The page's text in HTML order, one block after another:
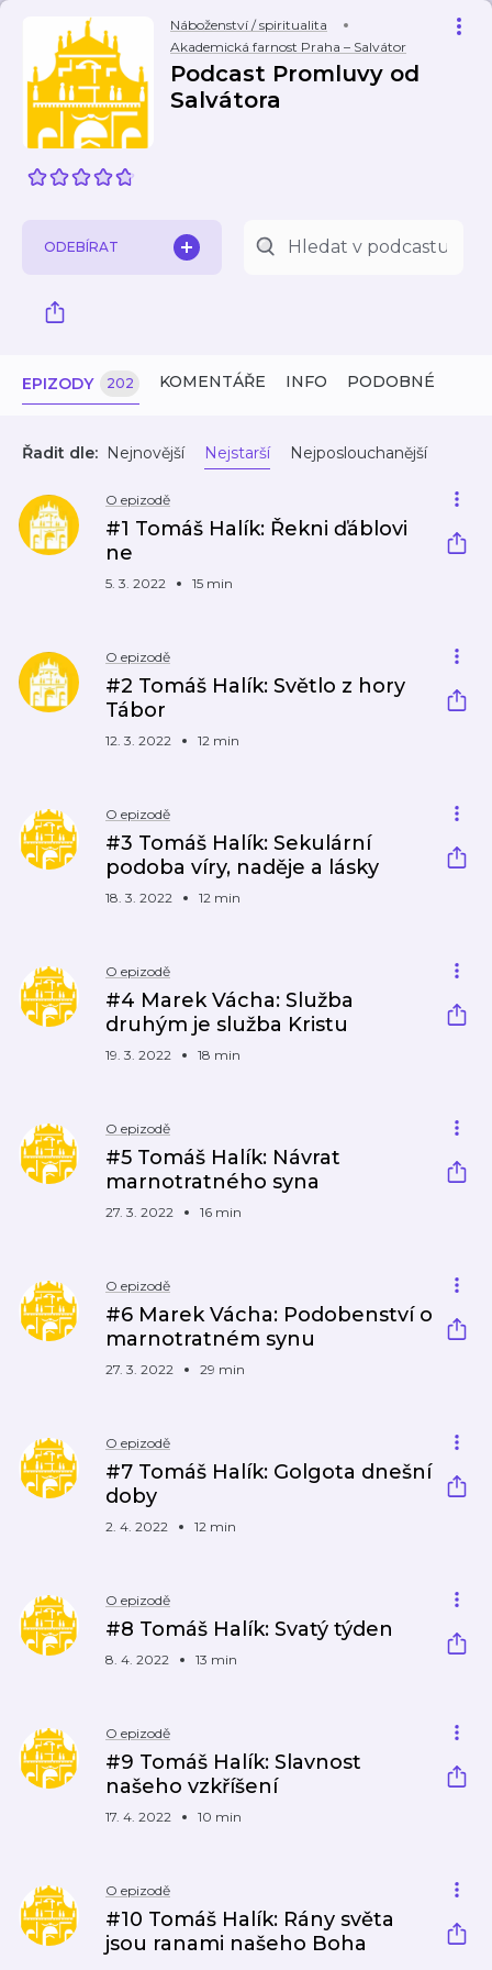
Náboženství / spiritualita
Akademická farnost Praha – Salvátor
Podcast Promluvy od
Salvátora
ODEBÍRAT
EPIZODY 202 KOMENTÁŘE INFO PODOBNÉ
Řadit dle: Nejnovější Nejstarší Nejposlouchanější
O epizodě
#1 Tomáš Halík: Řekni ďáblovi
ne
5. 3. 2022 15 min
O epizodě
#2 Tomáš Halík: Světlo z hory
Tábor
12. 3. 2022 12 min
O epizodě
#3 Tomáš Halík: Sekulární
podoba víry, naděje a lásky
18. 3. 2022 12 min
O epizodě
#4 Marek Vácha: Služba
druhým je služba Kristu
19. 3. 2022 18 min
O epizodě
#5 Tomáš Halík: Návrat
marnotratného syna
27. 3. 2022 16 min
O epizodě
#6 Marek Vácha: Podobenství o
marnotratném synu
27. 3. 2022 29 min
O epizodě
#7 Tomáš Halík: Golgota dnešní
doby
2. 4. 2022 12 min
O epizodě
#8 Tomáš Halík: Svatý týden
8. 4. 2022 13 min
O epizodě
#9 Tomáš Halík: Slavnost
našeho vzkříšení
17. 4. 2022 10 min
O epizodě
#10 Tomáš Halík: Rány světa
jsou ranami našeho Boha